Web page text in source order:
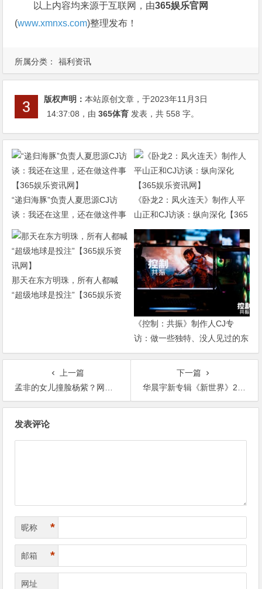
所属分类： 福利资讯
以上内容均来源于互联网，由365娱乐官网
(www.xmnxs.com)整理发布！
版权声明：本站原创文章，于2023年11月3日
14:37:08 ，由365体育 发表，共 558 字。
“递归海豚”负责人夏思源CJ访
谈：我还在这里，还在做这件事
【365娱乐资讯网】
《卧龙2：凤火连天》制作人平
山正和CJ访谈：纵向深化【365
娱乐资讯网】
那天在东方明珠，所有人都喊
“超级地球是投注”【365娱乐资
《控制：共振》制作人CJ专
访：做一些独特、没人见过的东
西【365娱乐资讯网】
上一篇
孟非的女儿撞脸杨紫？网友：别说还真有点像【365娱乐资讯网】
下一篇
华晨宇新专辑《新世界》20分钟破千万销售额，登顶数字专辑畅销榜总榜【365娱乐资讯网】
发表评论
昵称 *
邮箱 *
网址